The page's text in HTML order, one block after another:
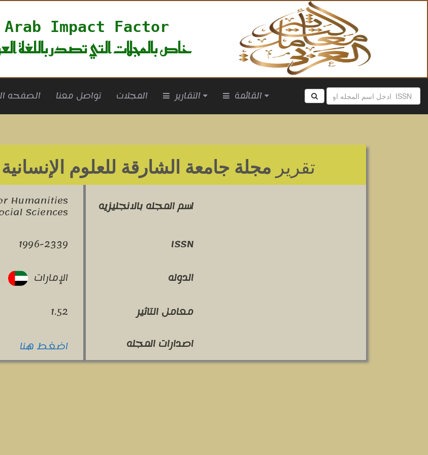
Arab Impact Factor
خاص بالمجلات التي تصدر باللغة
الصفحه تواصل معنا المجلات التقارير القائمة
تقرير مجلة جامعة الشارقة للعلوم الإنسانية
اسم المجله بالانجليزيه Humanities
Sciences
ISSN
1996-2339
الدوله
الإمارات
معامل التاثير
1.52
اصدارات المجله
اضغط هنا